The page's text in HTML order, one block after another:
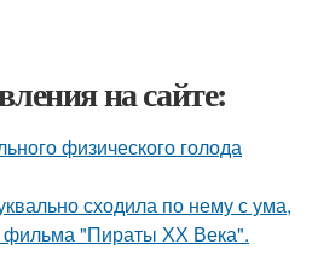
на сайте:
физического голода
сходила по нему с ума,
фильма "Пираты ХХ Века".